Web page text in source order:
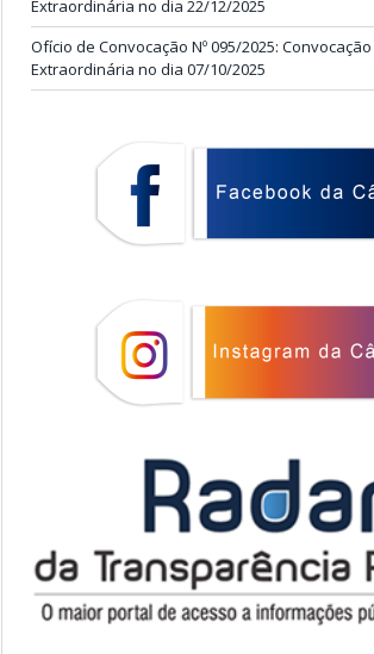
Extraordinária no dia 22/12/2025
Ofício de Convocação Nº 095/2025:
Extraordinária no dia 07/10/2025